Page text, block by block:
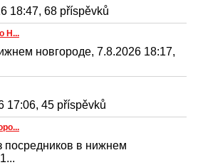
18:47, 68 příspěvků
Н...
новгороде, 7.8.2026 18:17,
17:06, 45 příspěvků
посредников в нижнем